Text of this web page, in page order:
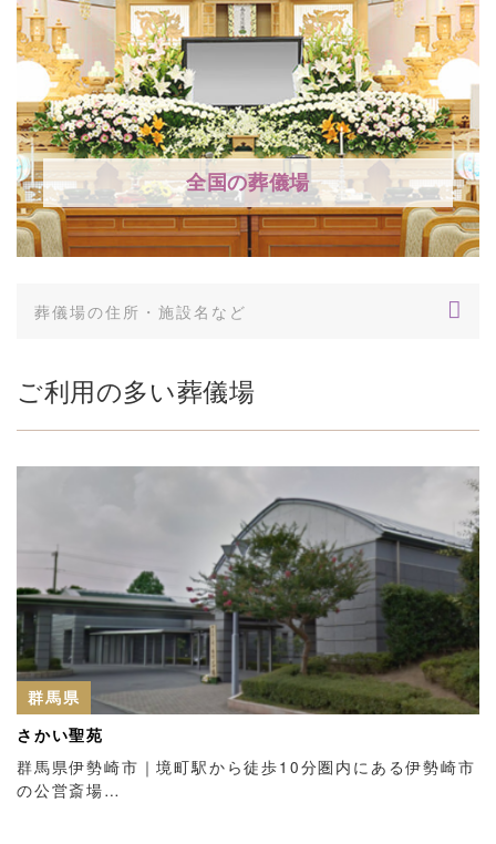
全国の葬儀場
ご利用の多い葬儀場
群馬県
さかい聖苑
群馬県伊勢崎市｜境町駅から徒歩10分圏内にある伊勢崎市
の公営斎場…